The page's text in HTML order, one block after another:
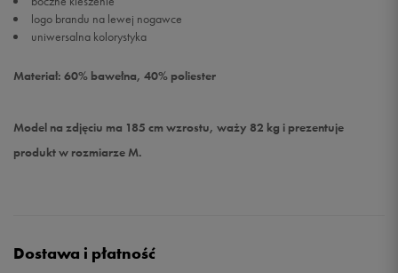
logo brandu na lewej nogawce
uniwersalna kolorystyka
Materiał: 60% bawełna, 40% poliester
Model na zdjęciu ma 185 cm wzrostu, waży 82 kg i prezentuje
produkt w rozmiarze M.
Dostawa i płatność